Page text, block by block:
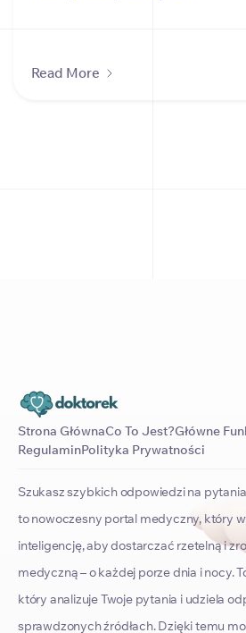
Read More
Strona GłównaCo To Jest?Główne
RegulaminPolityka Prywatności
Szukasz szybkich odpowiedzi na
to nowoczesny portal medyczny, który
inteligencję, aby dostarczać rzetelną i
medyczną – o każdej porze dnia i nocy.
który analizuje Twoje pytania i udziela
sprawdzonych źródłach. Dzięki temu